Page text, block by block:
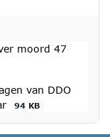
moord 47
van DDO
94 KB